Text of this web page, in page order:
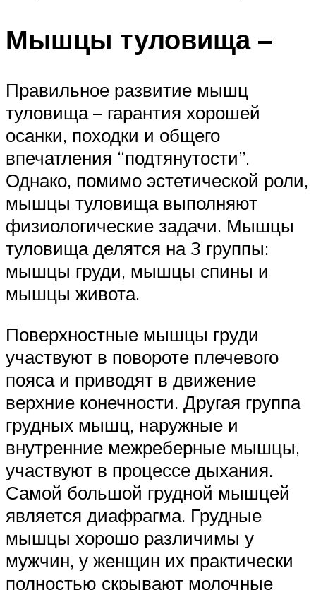
Мышцы туловища –
Правильное развитие мышц
туловища – гарантия хорошей
осанки, походки и общего
впечатления “подтянутости”.
Однако, помимо эстетической роли,
мышцы туловища выполняют
физиологические задачи. Мышцы
туловища делятся на 3 группы:
мышцы груди, мышцы спины и
мышцы живота.
Поверхностные мышцы груди
участвуют в повороте плечевого
пояса и приводят в движение
верхние конечности. Другая группа
грудных мышц, наружные и
внутренние межреберные мышцы,
участвуют в процессе дыхания.
Самой большой грудной мышцей
является диафрагма. Грудные
мышцы хорошо различимы у
мужчин, у женщин их практически
полностью скрывают молочные